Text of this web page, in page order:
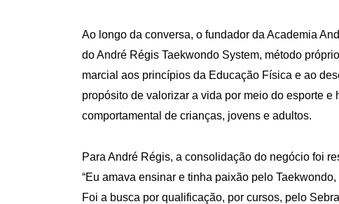
Ao longo da conversa, o fundador da Academia
do André Régis Taekwondo System, método
marcial aos princípios da Educação Física e ao
propósito de valorizar a vida por meio do esporte
comportamental de crianças, jovens e adultos.
Para André Régis, a consolidação do negócio foi
“Eu amava ensinar e tinha paixão pelo
Foi a busca por qualificação, por cursos, pelo